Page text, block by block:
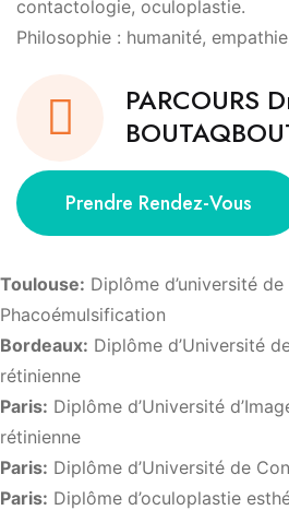
contactologie, oculoplastie.
Philosophie : humanité,
PARCOURS
Prendre Rendez-Vous
Toulouse: Diplôme d’université
Phacoémulsification
Bordeaux: Diplôme d’Université
rétinienne
Paris: Diplôme d’Université
rétinienne
Paris: Diplôme d’Université de
Paris: Diplôme d’oculoplastie